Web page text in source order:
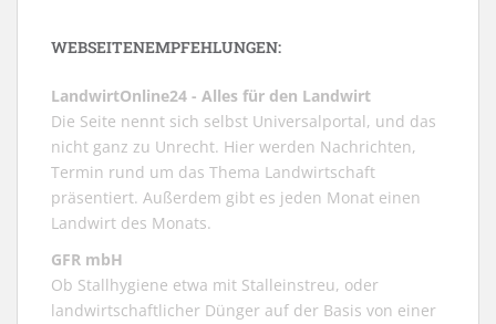
WEBSEITENEMPFEHLUNGEN:
LandwirtOnline24 - Alles für den Landwirt
Die Seite nennt sich selbst Universalportal, und das
nicht ganz zu Unrecht. Hier werden Nachrichten,
Termin rund um das Thema Landwirtschaft
präsentiert. Außerdem gibt es jeden Monat einen
Landwirt des Monats.
GFR mbH
Ob Stallhygiene etwa mit Stalleinstreu, oder
landwirtschaftlicher Dünger auf der Basis von einer